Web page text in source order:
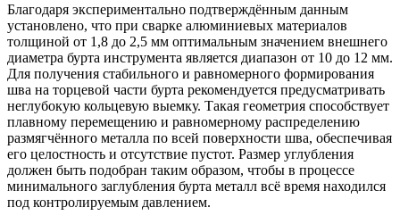
Благодаря экспериментально подтверждённым данным
установлено, что при сварке алюминиевых материалов
толщиной от 1,8 до 2,5 мм оптимальным значением внешнего
диаметра бурта инструмента является диапазон от 10 до 12 мм.
Для получения стабильного и равномерного формирования
шва на торцевой части бурта рекомендуется предусматривать
неглубокую кольцевую выемку. Такая геометрия способствует
плавному перемещению и равномерному распределению
размягчённого металла по всей поверхности шва, обеспечивая
его целостность и отсутствие пустот. Размер углубления
должен быть подобран таким образом, чтобы в процессе
минимального заглубления бурта металл всё время находился
под контролируемым давлением.